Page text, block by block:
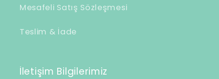
Mesafeli Satış Sözleşmesi
Teslim & İade
İletişim Bilgilerimiz